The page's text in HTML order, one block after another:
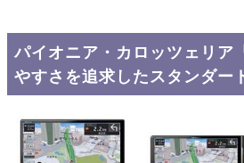
パイオニア・カロッツェリア
やすさを追求したスタンダー